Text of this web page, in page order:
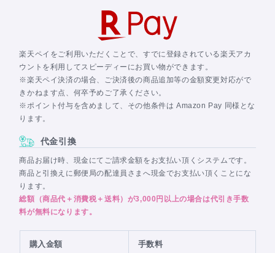
楽天ペイをご利用いただくことで、すでに登録されている楽天アカ
ウントを利用してスピーディーにお買い物ができます。
※楽天ペイ決済の場合、ご決済後の商品追加等の金額変更対応がで
きかねます点、何卒予めご了承ください。
※ポイント付与を含めまして、その他条件は Amazon Pay 同様とな
ります。
代金引換
商品お届け時、現金にてご請求金額をお支払い頂くシステムです。
商品と引換えに郵便局の配達員さまへ現金でお支払い頂くことにな
ります。
総額（商品代＋消費税＋送料）が3,000円以上の場合は代引き手数
料が無料になります。
購入金額 手数料